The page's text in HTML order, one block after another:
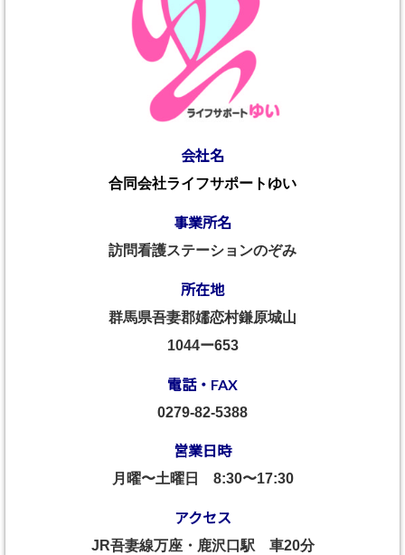
会社名
合同会社ライフサポートゆい
事業所名
訪問看護ステーションのぞみ
所在地
群馬県吾妻郡嬬恋村鎌原城山
1044ー653
電話・FAX
0279-82-5388
営業日時
月曜〜土曜日 8:30〜17:30
アクセス
JR吾妻線万座・鹿沢口駅 車20分